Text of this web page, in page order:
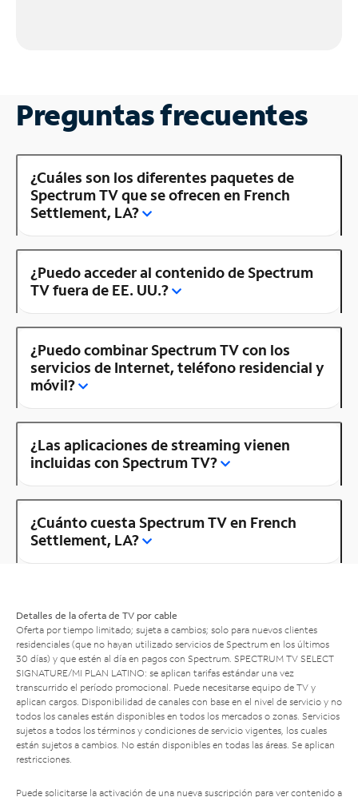
Preguntas frecuentes
¿Cuáles son los diferentes paquetes de
Spectrum TV que se ofrecen en French
Settlement, LA?
¿Puedo acceder al contenido de Spectrum
TV fuera de EE. UU.?
¿Puedo combinar Spectrum TV con los
servicios de Internet, teléfono residencial y
móvil?
¿Las aplicaciones de streaming vienen
incluidas con Spectrum TV?
¿Cuánto cuesta Spectrum TV en French
Settlement, LA?
Detalles de la oferta de TV por cable
Oferta por tiempo limitado; sujeta a cambios; solo para nuevos clientes
residenciales (que no hayan utilizado servicios de Spectrum en los últimos
30 días) y que estén al día en pagos con Spectrum. SPECTRUM TV SELECT
SIGNATURE/MI PLAN LATINO: se aplican tarifas estándar una vez
transcurrido el período promocional. Puede necesitarse equipo de TV y
aplican cargos. Disponibilidad de canales con base en el nivel de servicio y no
todos los canales están disponibles en todos los mercados o zonas. Servicios
sujetos a todos los términos y condiciones de servicio vigentes, los cuales
están sujetos a cambios. No están disponibles en todas las áreas. Se aplican
restricciones.
Puede solicitarse la activación de una nueva suscripción para ver contenido a